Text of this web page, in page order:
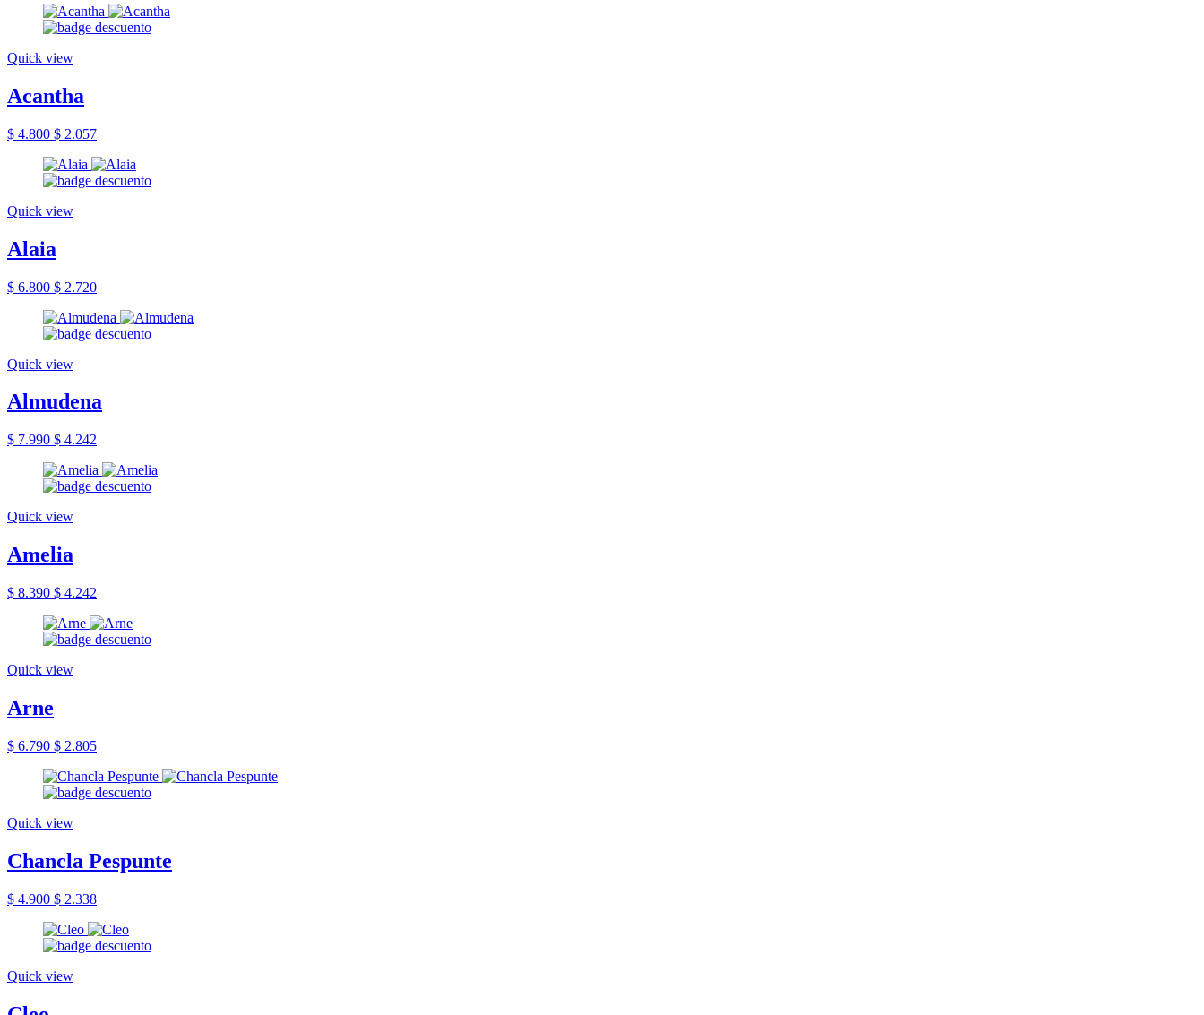
Quick view
Acantha
$ 4.800 $ 2.057
Quick view
Alaia
$ 6.800 $ 2.720
Quick view
Almudena
$ 7.990 $ 4.242
Quick view
Amelia
$ 8.390 $ 4.242
Quick view
Arne
$ 6.790 $ 2.805
Quick view
Chancla Pespunte
$ 4.900 $ 2.338
Quick view